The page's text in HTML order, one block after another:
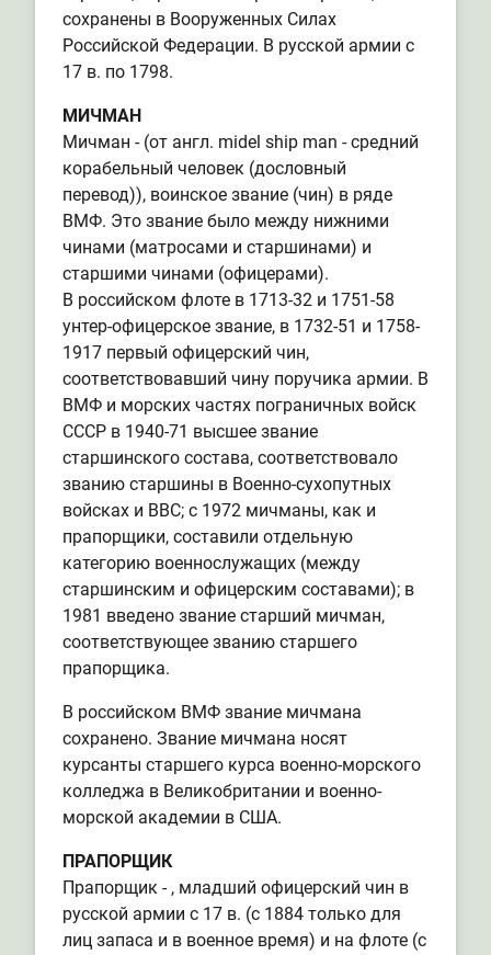
сохранены в Вооруженных Силах
Российской Федерации. В русской армии с
17 в. по 1798.
МИЧМАН
Мичман - (от англ. midel ship man - средний
корабельный человек (дословный
перевод)), воинское звание (чин) в ряде
ВМФ. Это звание было между нижними
чинами (матросами и старшинами) и
старшими чинами (офицерами).
В российском флоте в 1713-32 и 1751-58
унтер-офицерское звание, в 1732-51 и 1758-
1917 первый офицерский чин,
соответствовавший чину поручика армии. В
ВМФ и морских частях пограничных войск
СССР в 1940-71 высшее звание
старшинского состава, соответствовало
званию старшины в Военно-сухопутных
войсках и ВВС; с 1972 мичманы, как и
прапорщики, составили отдельную
категорию военнослужащих (между
старшинским и офицерским составами); в
1981 введено звание старший мичман,
соответствующее званию старшего
прапорщика.
В российском ВМФ звание мичмана
сохранено. Звание мичмана носят
курсанты старшего курса военно-морского
колледжа в Великобритании и военно-
морской академии в США.
ПРАПОРЩИК
Прапорщик - , младший офицерский чин в
русской армии с 17 в. (с 1884 только для
лиц запаса и в военное время) и на флоте (с